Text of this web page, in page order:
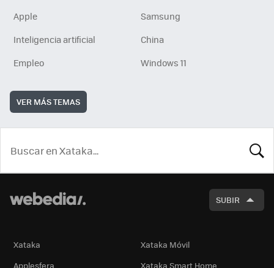
Apple
Samsung
Inteligencia artificial
China
Empleo
Windows 11
VER MÁS TEMAS
SUBIR
Xataka
Xataka Móvil
Applesfera
Xataka Smart Home